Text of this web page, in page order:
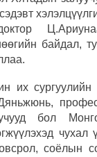
байдал,
их сургуулийн
бол
соёлын